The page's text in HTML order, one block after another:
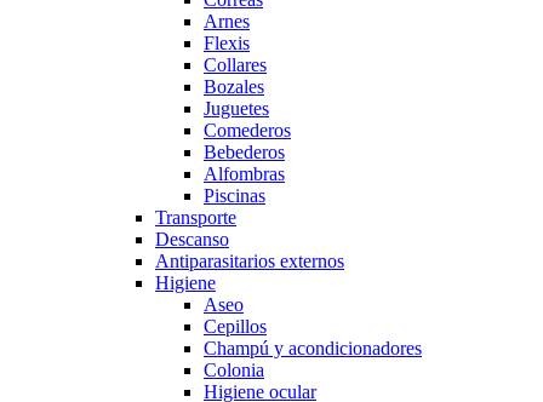
Arnes
Flexis
Collares
Bozales
Juguetes
Comederos
Bebederos
Alfombras
Piscinas
Transporte
Descanso
Antiparasitarios externos
Higiene
Aseo
Cepillos
Champú y acondicionadores
Colonia
Higiene ocular